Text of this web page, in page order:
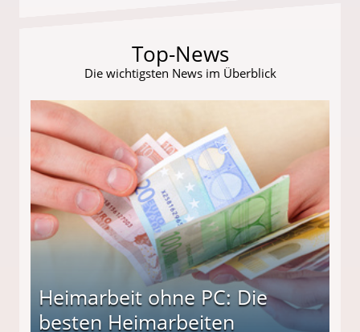
Top-News
Die wichtigsten News im Überblick
Heimarbeit ohne PC: Die
besten Heimarbeiten